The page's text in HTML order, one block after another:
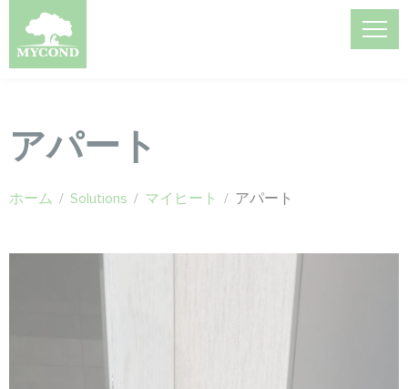
アパート
ホーム / Solutions / マイヒート / アパート